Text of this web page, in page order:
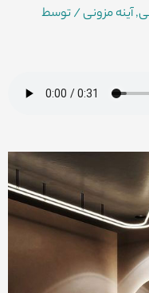
,آینه مزونی/ توسط